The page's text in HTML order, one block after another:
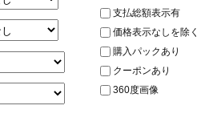
支払総額表示有
価格表示なしを除く
購入パックあり
クーポンあり
360度画像